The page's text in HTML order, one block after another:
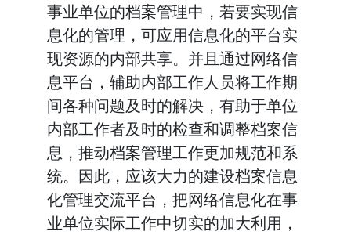
事业单位的档案管理中，若要实现信
息化的管理，可应用信息化的平台实
现资源的内部共享。并且通过网络信
息平台，辅助内部工作人员将工作期
间各种问题及时的解决，有助于单位
内部工作者及时的检查和调整档案信
息，推动档案管理工作更加规范和系
统。因此，应该大力的建设档案信息
化管理交流平台，把网络信息化在事
业单位实际工作中切实的加大利用，